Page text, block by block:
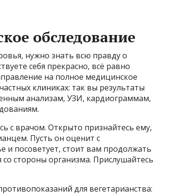
обследование
нужно знать всю правду о
себя прекрасно, всё равно
на полное медицинское
клиниках: так вы результаты
анализам, УЗИ, кардиограммам,
с врачом. Открыто признайтесь ему,
Пусть он оценит с
и посоветует, стоит вам продолжать
стороны организма. Прислушайтесь
для вегетарианства: